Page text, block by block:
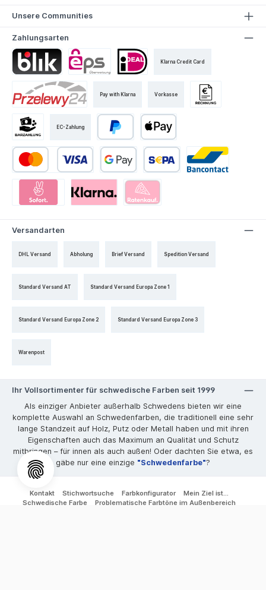
Unsere Communities
Zahlungsarten
Klarna Credit Card
Pay with Klarna Vorkasse
EC-Zahlung
Versandarten
DHL Versand Abholung Brief Versand Spedition Versand
Standard Versand AT Standard Versand Europa Zone 1
Standard Versand Europa Zone 2 Standard Versand Europa Zone 3
Warenpost
Ihr Vollsortimenter für schwedische Farben seit 1999
Als einziger Anbieter außerhalb Schwedens bieten wir eine
komplette Auswahl an Schwedenfarben, die traditionell eine sehr
lange Standzeit auf Holz, Putz oder Metall haben und mit ihren
Eigenschaften auch das Maximum an Qualität und Schutz
mitbringen – für innen als auch außen! Oder dachten Sie etwa, es
gäbe nur eine einzige "Schwedenfarbe"?
Kontakt Stichwortsuche Farbkonfigurator
Mein Ziel ist...
Schwedische Farbe
Problematische Farbtöne im Außenbereich